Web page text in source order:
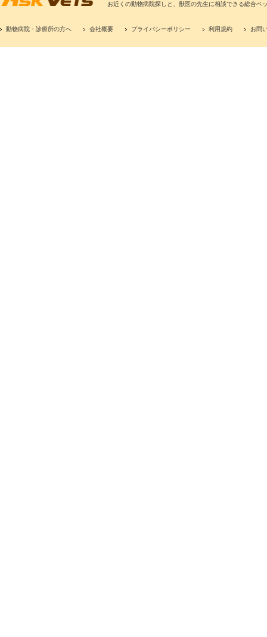
お近くの動物病院探しと、獣医の先生に相談できる総合ペ
動物病院・診療所の方へ 会社概要 プライバシーポリシー 利用規約 お問